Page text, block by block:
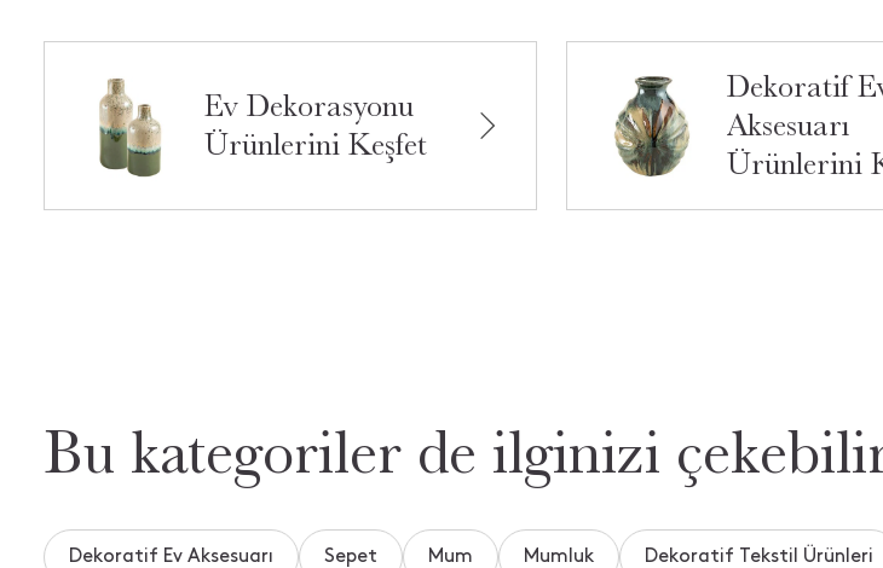
Ev Dekorasyonu
Ürünlerini Keşfet
Dekoratif
Aksesuarı
Ürünlerini
Bu kategoriler de ilginizi
Dekoratif Ev Aksesuarı Sepet Mum Mumluk Dekoratif Tekstil Ürünleri